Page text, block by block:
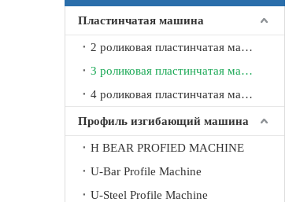
Пластинчатая машина
2 роликовая пластинчатая машина
3 роликовая пластинчатая машина
4 роликовая пластинчатая машина
Профиль изгибающий машина
H BEAR PROFIED MACHINE
U-Bar Profile Machine
U-Steel Profile Machine